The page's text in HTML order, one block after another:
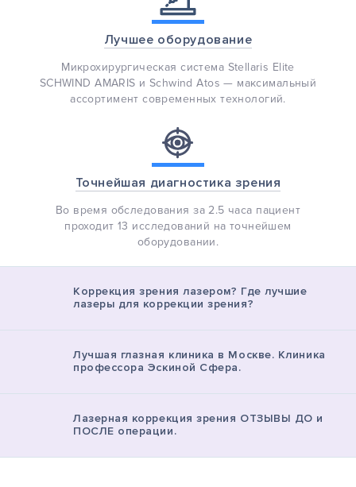
Лучшее оборудование
Микрохирургическая система Stellaris Elite
SCHWIND AMARIS и Schwind Atos — максимальный
ассортимент современных технологий.
Точнейшая диагностика зрения
Во время обследования за 2.5 часа пациент
проходит 13 исследований на точнейшем
оборудовании.
Коррекция зрения лазером? Где лучшие
лазеры для коррекции зрения?
Лучшая глазная клиника в Москве. Клиника
профессора Эскиной Сфера.
Лазерная коррекция зрения ОТЗЫВЫ ДО и
ПОСЛЕ операции.